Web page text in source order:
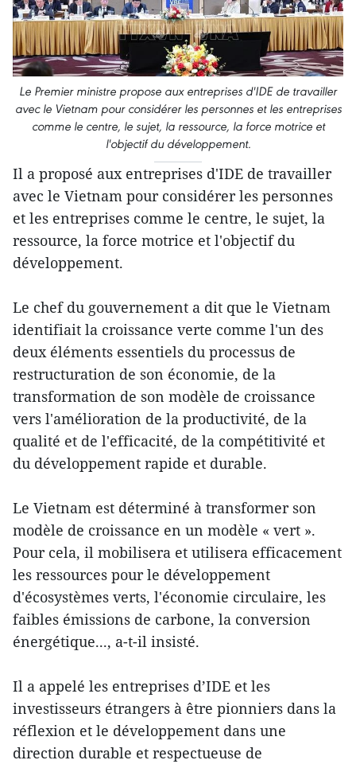
Le Premier ministre propose aux entreprises d'IDE de travailler
avec le Vietnam pour considérer les personnes et les entreprises
comme le centre, le sujet, la ressource, la force motrice et
l'objectif du développement.
Il a proposé aux entreprises d'IDE de travailler
avec le Vietnam pour considérer les personnes
et les entreprises comme le centre, le sujet, la
ressource, la force motrice et l'objectif du
développement.
Le chef du gouvernement a dit que le Vietnam
identifiait la croissance verte comme l'un des
deux éléments essentiels du processus de
restructuration de son économie, de la
transformation de son modèle de croissance
vers l'amélioration de la productivité, de la
qualité et de l'efficacité, de la compétitivité et
du développement rapide et durable.
Le Vietnam est déterminé à transformer son
modèle de croissance en un modèle « vert ».
Pour cela, il mobilisera et utilisera efficacement
les ressources pour le développement
d'écosystèmes verts, l'économie circulaire, les
faibles émissions de carbone, la conversion
énergétique..., a-t-il insisté.
Il a appelé les entreprises d’IDE et les
investisseurs étrangers à être pionniers dans la
réflexion et le développement dans une
direction durable et respectueuse de